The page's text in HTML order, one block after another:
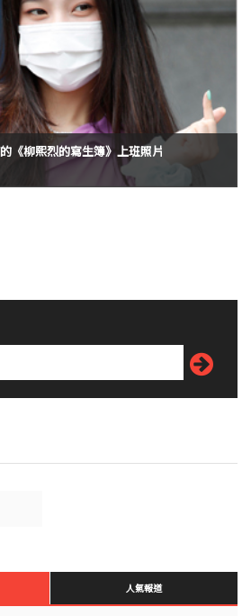
《柳熙烈的寫生簿》上班照片
人氣報道